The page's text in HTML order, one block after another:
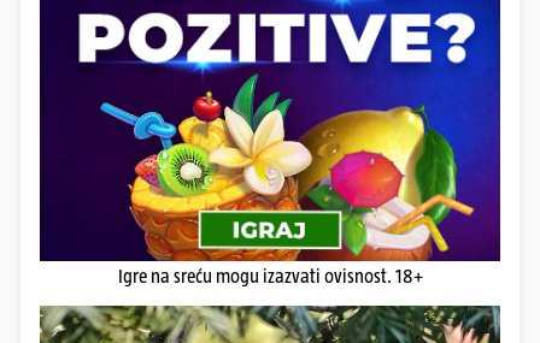
Igre na sreću mogu izazvati ovisnost. 18+